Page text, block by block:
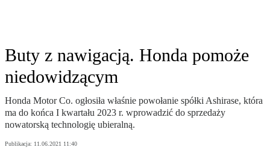
Buty z nawigacją. Honda pomoże
niedowidzącym
Honda Motor Co. ogłosiła właśnie powołanie spółki Ashirase, która
ma do końca I kwartału 2023 r. wprowadzić do sprzedaży
nowatorską technologię ubieralną.
Publikacja: 11.06.2021 11:40